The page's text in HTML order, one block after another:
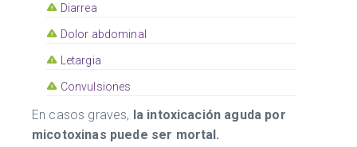
Diarrea
Dolor abdominal
Letargia
Convulsiones
En casos graves, la intoxicación aguda por
micotoxinas puede ser mortal.